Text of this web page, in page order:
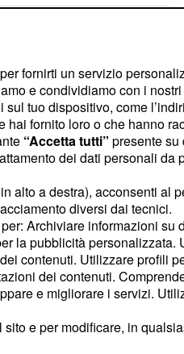
miglior Evenepoel di sempre
fanno parte del gioco'
sua figlia
fornirti un servizio
e condividiamo con i nostri
tuo dispositivo, come
fornito loro o che hanno
“Accetta tutti” presente su
dei dati personali da
in alto a destra), acconsenti al
diversi dai tecnici.
Archiviare informazioni
la pubblicità
contenuti. Utilizzare profili
dei contenuti.
e migliorare i servizi.
e per modificare, in